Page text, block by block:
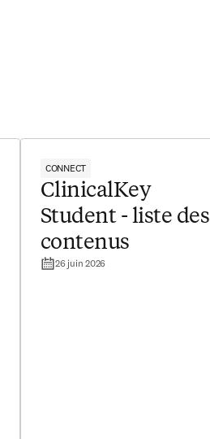
CONNECT
ClinicalKey
Student - liste des
contenus
26 juin 2026